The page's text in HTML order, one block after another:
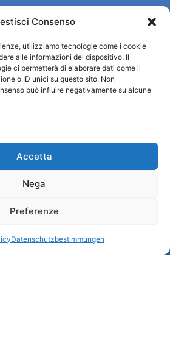
Consenso
utilizziamo tecnologie come i cookie
alle informazioni del dispositivo. Il
ci permetterà di elaborare dati come il
o ID unici su questo sito. Non
può influire negativamente su alcune
Accetta
Nega
Preferenze
Datenschutzbestimmungen
/ IAT